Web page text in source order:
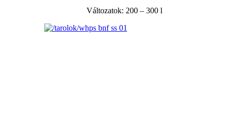
Változatok: 200 – 300 l